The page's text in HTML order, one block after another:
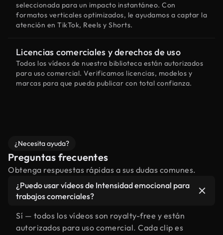
seleccionada para un impacto instantáneo. Con
formatos verticales optimizados, le ayudamos a captar la
atención en TikTok, Reels y Shorts.
Licencias comerciales y derechos de uso
Todos los vídeos de nuestra biblioteca están autorizados
para uso comercial. Verificamos licencias, modelos y
marcas para que pueda publicar con total confianza.
¿Necesita ayuda?
Preguntas frecuentes
Obtenga respuestas rápidas a sus dudas comunes.
¿Puedo usar vídeos de Intensidad emocional para
trabajos comerciales?
Sí — todos los vídeos son royalty-free y están
autorizados para uso comercial. Cada clip es